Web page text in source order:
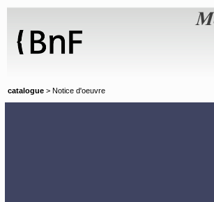
catalogue > Notice d'oeuvre